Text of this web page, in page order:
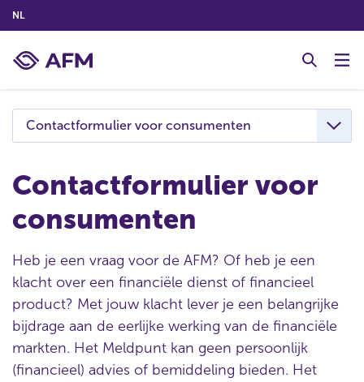
NL(NEDERLANDS (NEDERLAND))
Contactformulier voor consumenten
Contactformulier voor
consumenten
Heb je een vraag voor de AFM? Of heb je een
klacht over een financiële dienst of financieel
product? Met jouw klacht lever je een belangrijke
bijdrage aan de eerlijke werking van de financiële
markten. Het Meldpunt kan geen persoonlijk
(financieel) advies of bemiddeling bieden. Het